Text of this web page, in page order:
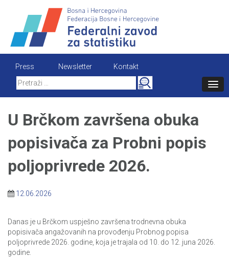
content
Press Newsletter
Kontakt
Search
for:
U Brčkom završena obuka
popisivača za Probni popis
poljoprivrede 2026.
12.06.2026
Danas je u Brčkom uspješno završena trodnevna obuka
popisivača angažovanih na provođenju Probnog popisa
poljoprivrede 2026. godine, koja je trajala od 10. do 12. juna 2026.
godine.